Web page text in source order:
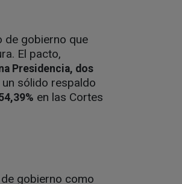
de gobierno que
El pacto,
Presidencia, dos
sólido respaldo
en las Cortes
gobierno como